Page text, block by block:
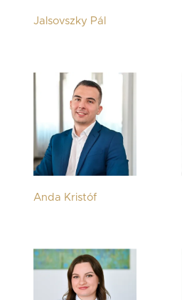
Jalsovszky Pál
Anda Kristóf